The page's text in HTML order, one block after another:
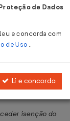
DE
isenção do
de Dados
e concorda com
de Uso .
Li e concordo